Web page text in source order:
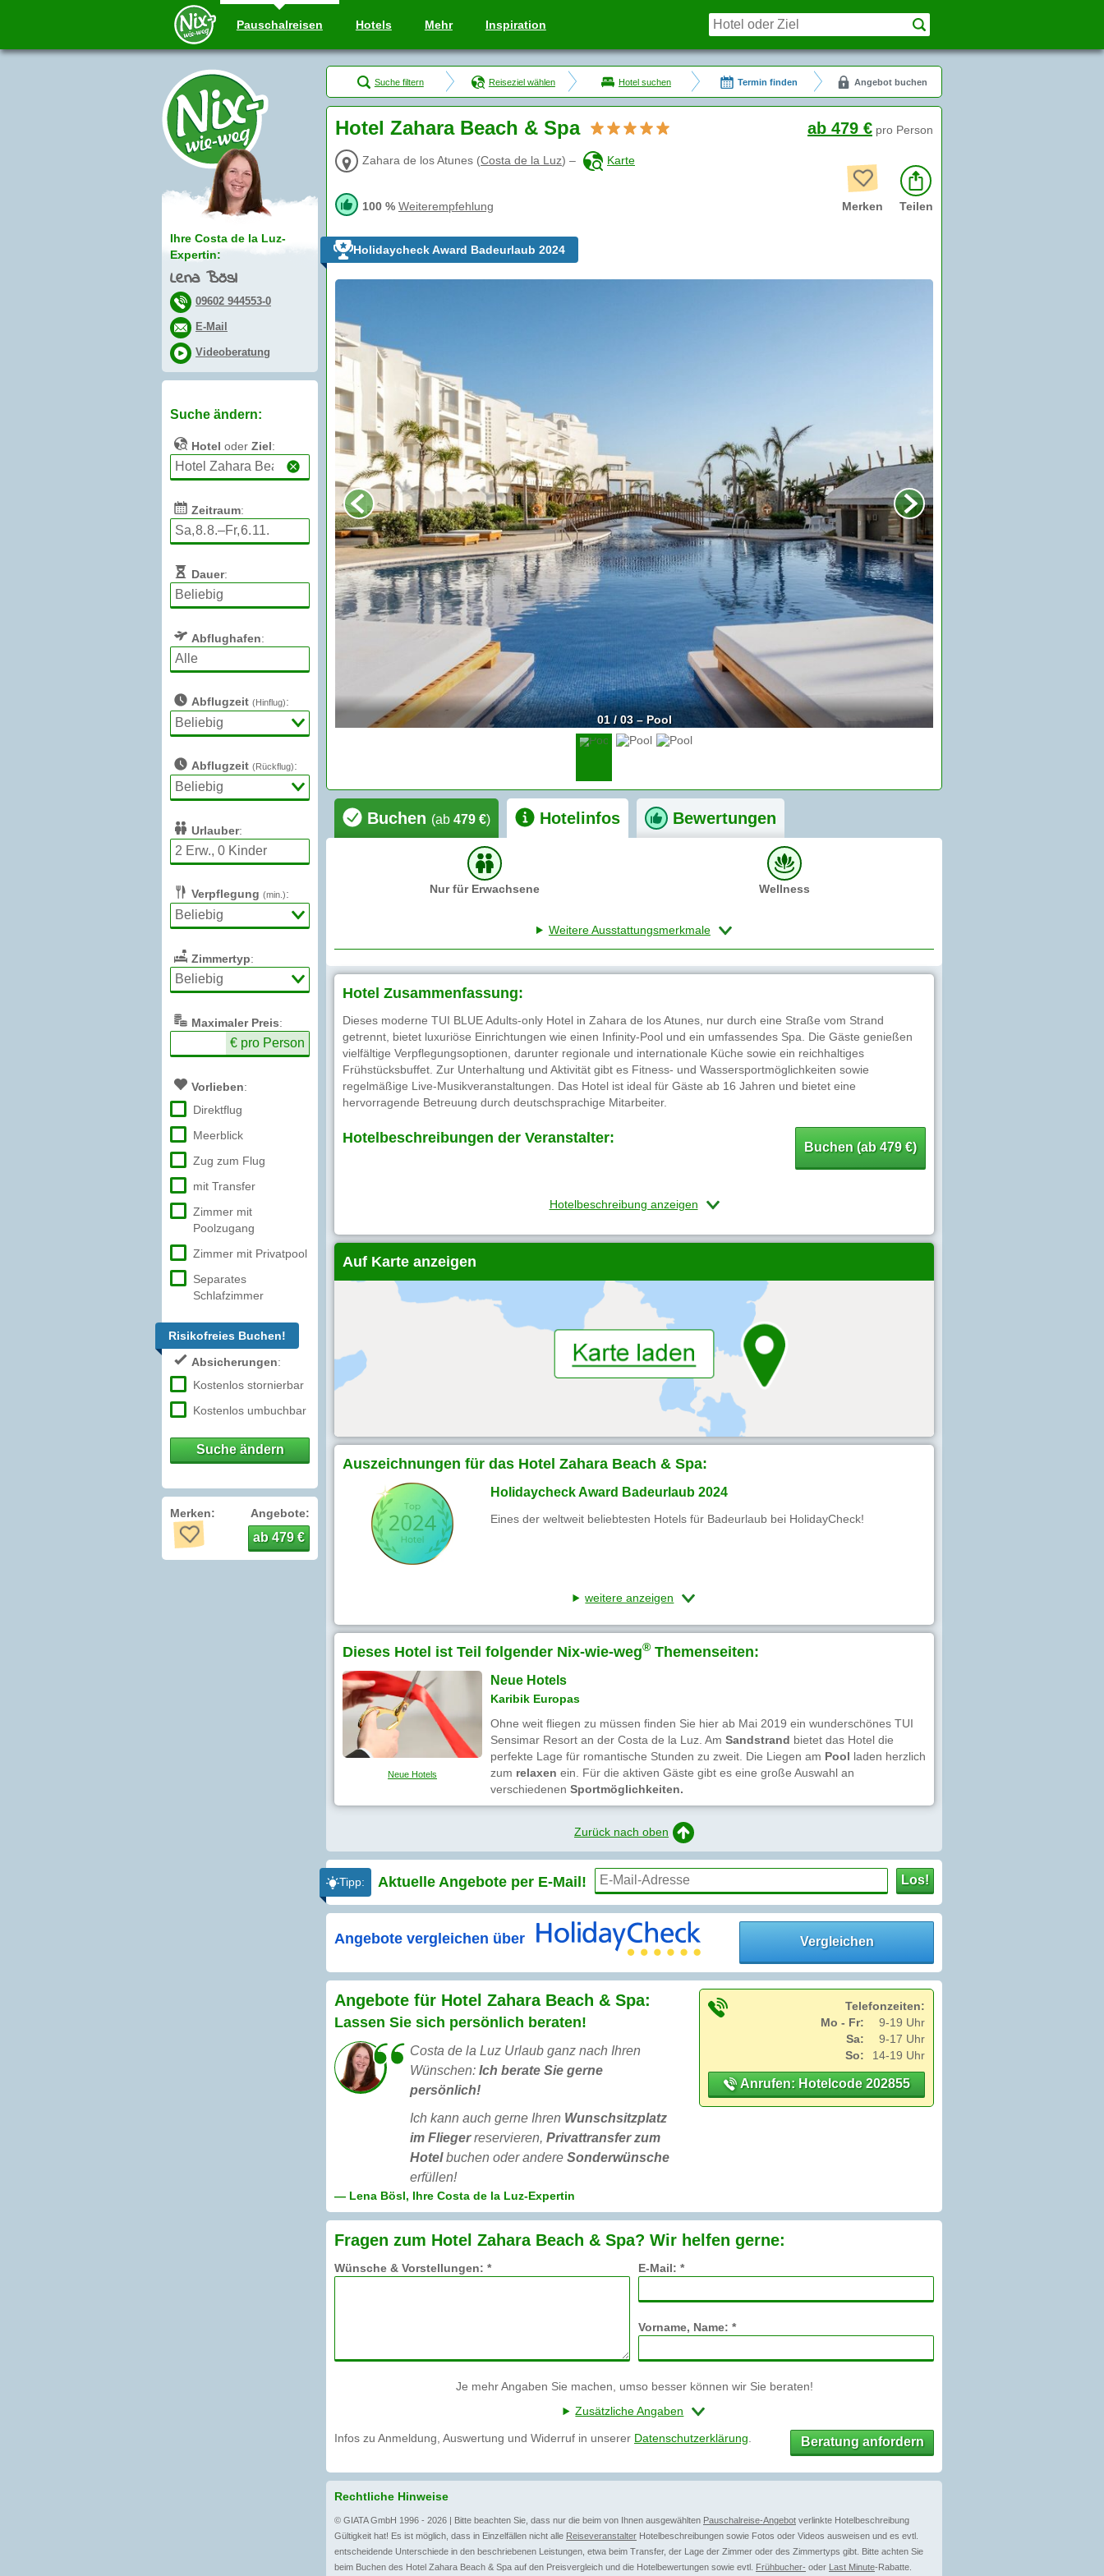
Pauschalreisen Hotels Mehr Inspiration
Ihre Costa de la Luz-
Expertin:
Lena Bösl
09602 944553-0
E-Mail
Videoberatung
Suche ändern:
Hotel oder Ziel:
Zeitraum:
Dauer:
Abflughafen:
Abflugzeit (Hinflug):
Abflugzeit (Rückflug):
Urlauber:
Verpflegung (min.):
Zimmertyp:
Maximaler Preis:
€ pro Person
Vorlieben:
Direktflug
Meerblick
Zug zum Flug
mit Transfer
Zimmer mit
Poolzugang
Zimmer mit Privatpool
Separates
Schlafzimmer
Risikofreies Buchen!
Absicherungen:
Kostenlos stornierbar
Kostenlos umbuchbar
Suche ändern
Merken: Angebote:
ab 479 €
Suche filtern Reiseziel wählen Hotel suchen Termin finden Angebot buchen
Hotel Zahara Beach & Spa
Zahara de los Atunes (Costa de la Luz) – Karte
100 % Weiterempfehlung
ab 479 € pro Person
Merken Teilen
Holidaycheck Award Badeurlaub 2024
01 / 03 – Pool
Buchen (ab 479 €) Hotelinfos Bewertungen
Nur für Erwachsene Wellness
Weitere Ausstattungsmerkmale
Hotel Zusammenfassung:
Dieses moderne TUI BLUE Adults-only Hotel in Zahara de los Atunes, nur durch eine Straße vom Strand
getrennt, bietet luxuriöse Einrichtungen wie einen Infinity-Pool und ein umfassendes Spa. Die Gäste genießen
vielfältige Verpflegungsoptionen, darunter regionale und internationale Küche sowie ein reichhaltiges
Frühstücksbuffet. Zur Unterhaltung und Aktivität gibt es Fitness- und Wassersportmöglichkeiten sowie
regelmäßige Live-Musikveranstaltungen. Das Hotel ist ideal für Gäste ab 16 Jahren und bietet eine
hervorragende Betreuung durch deutschsprachige Mitarbeiter.
Hotelbeschreibungen der Veranstalter:
Buchen (ab 479 €)
Hotelbeschreibung anzeigen
Auf Karte anzeigen
Auszeichnungen für das Hotel Zahara Beach & Spa:
Holidaycheck Award Badeurlaub 2024
Eines der weltweit beliebtesten Hotels für Badeurlaub bei HolidayCheck!
weitere anzeigen
Dieses Hotel ist Teil folgender Nix-wie-weg® Themenseiten:
Neue Hotels
Neue Hotels
Karibik Europas
Ohne weit fliegen zu müssen finden Sie hier ab Mai 2019 ein wunderschönes TUI
Sensimar Resort an der Costa de la Luz. Am Sandstrand bietet das Hotel die
perfekte Lage für romantische Stunden zu zweit. Die Liegen am Pool laden herzlich
zum relaxen ein. Für die aktiven Gäste gibt es eine große Auswahl an
verschiedenen Sportmöglichkeiten.
Zurück nach oben
Tipp: Aktuelle Angebote per E-Mail! Los!
Angebote vergleichen über Vergleichen
Angebote für Hotel Zahara Beach & Spa:
Lassen Sie sich persönlich beraten!
Costa de la Luz Urlaub ganz nach Ihren
Wünschen: Ich berate Sie gerne
persönlich!
Ich kann auch gerne Ihren Wunschsitzplatz
im Fliegerreservieren, Privattransfer zum
Hotelbuchen oder andere Sonderwünsche
erfüllen!
— Lena Bösl, Ihre Costa de la Luz-Expertin
Telefonzeiten:
Mo - Fr:
9-19 Uhr
Sa:
9-17 Uhr
So:
14-19 Uhr
Anrufen: Hotelcode 202855
Fragen zum Hotel Zahara Beach & Spa? Wir helfen gerne:
Wünsche & Vorstellungen: * E-Mail: *
Vorname, Name: *
Je mehr Angaben Sie machen, umso besser können wir Sie beraten!
Zusätzliche Angaben
Infos zu Anmeldung, Auswertung und Widerruf in unserer Datenschutzerklärung Beratung anfordern
Rechtliche Hinweise
© GIATA GmbH 1996 - 2026 | Bitte beachten Sie, dass nur die beim von Ihnen ausgewählten Pauschalreise-Angebot verlinkte Hotelbeschreibung
Gültigkeit hat! Es ist möglich, dass in Einzelfällen nicht alle Reiseveranstalter Hotelbeschreibungen sowie Fotos oder Videos ausweisen und es evtl.
entscheidende Unterschiede in den beschriebenen Leistungen, etwa beim Transfer, der Lage der Zimmer oder des Zimmertyps gibt. Bitte achten Sie
beim Buchen des Hotel Zahara Beach & Spa auf den Preisvergleich und die Hotelbewertungen sowie evtl. Frühbucher- oder Last Minute-Rabatte.